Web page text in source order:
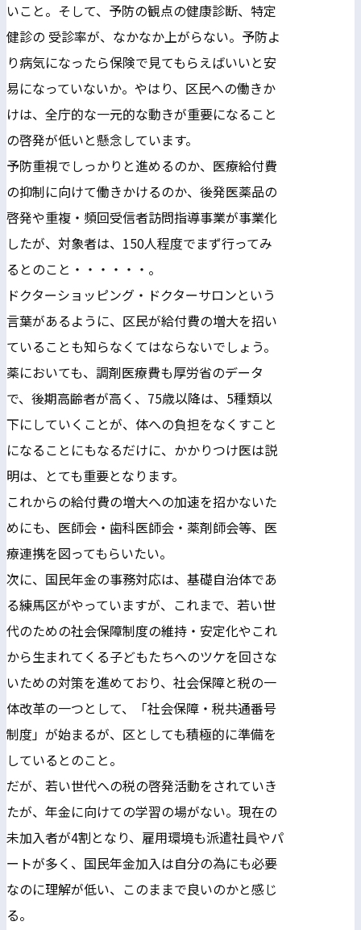
いこと。そして、予防の観点の健康診断、特定
健診の 受診率が、なかなか上がらない。予防よ
り病気になったら保険で見てもらえばいいと安
易になっていないか。やはり、区民への働きか
けは、全庁的な一元的な動きが重要になること
の啓発が低いと懸念しています。
予防重視でしっかりと進めるのか、医療給付費
の抑制に向けて働きかけるのか、後発医薬品の
啓発や重複・頻回受信者訪問指導事業が事業化
したが、対象者は、150人程度でまず行ってみ
るとのこと・・・・・・。
ドクターショッピング・ドクターサロンという
言葉があるように、区民が給付費の増大を招い
ていることも知らなくてはならないでしょう。
薬においても、調剤医療費も厚労省のデータ
で、後期高齢者が高く、75歳以降は、5種類以
下にしていくことが、体への負担をなくすこと
になることにもなるだけに、かかりつけ医は説
明は、とても重要となります。
これからの給付費の増大への加速を招かないた
めにも、医師会・歯科医師会・薬剤師会等、医
療連携を図ってもらいたい。
次に、国民年金の事務対応は、基礎自治体であ
る練馬区がやっていますが、これまで、若い世
代のための社会保障制度の維持・安定化やこれ
から生まれてくる子どもたちへのツケを回さな
いための対策を進めており、社会保障と税の一
体改革の一つとして、「社会保障・税共通番号
制度」が始まるが、区としても積極的に準備を
しているとのこと。
だが、若い世代への税の啓発活動をされていき
たが、年金に向けての学習の場がない。現在の
未加入者が4割となり、雇用環境も派遣社員やパ
ートが多く、国民年金加入は自分の為にも必要
なのに理解が低い、このままで良いのかと感じ
る。